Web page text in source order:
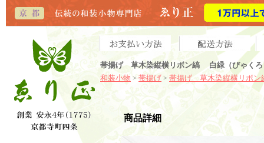
帯揚げ 草木染縦横リボン縞 白緑（びゃくろ
和装小物 > 帯揚げ > 帯揚げ 草木染縦横リボン
商品詳細